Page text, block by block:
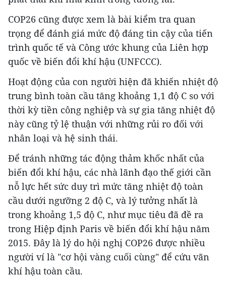
COP26 cũng được xem là bài kiểm tra quan
trọng để đánh giá mức độ đáng tin cậy của tiến
trình quốc tế và Công ước khung của Liên hợp
quốc về biến đổi khí hậu (UNFCCC).
Hoạt động của con người hiện đã khiến nhiệt độ
trung bình toàn cầu tăng khoảng 1,1 độ C so với
thời kỳ tiền công nghiệp và sự gia tăng nhiệt độ
này cũng tỷ lệ thuận với những rủi ro đối với
nhân loại và hệ sinh thái.
Để tránh những tác động thảm khốc nhất của
biến đổi khí hậu, các nhà lãnh đạo thế giới cần
nỗ lực hết sức duy trì mức tăng nhiệt độ toàn
cầu dưới ngưỡng 2 độ C, và lý tưởng nhất là
trong khoảng 1,5 độ C, như mục tiêu đã đề ra
trong Hiệp định Paris về biến đổi khí hậu năm
2015. Đây là lý do hội nghị COP26 được nhiều
người ví là "cơ hội vàng cuối cùng" để cứu vãn
khí hậu toàn cầu.